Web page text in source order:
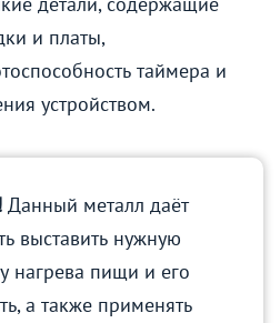
и платы,
таймера и
устройством.
Данный металл даёт
выставить нужную
нагрева пищи и его
а также применять